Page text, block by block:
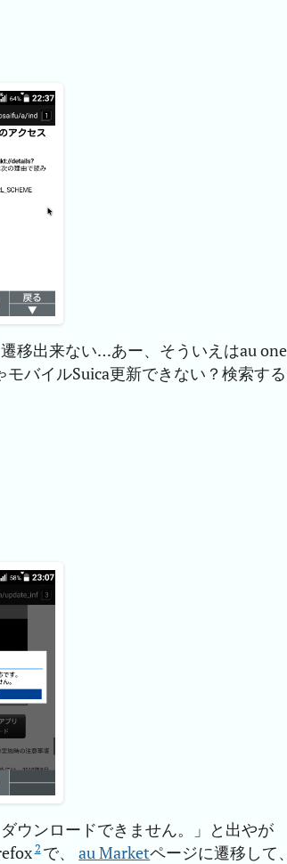
移出来ない…あー、そういえはau one
バイルSuica更新できない？検索する
ウンロードできません。」と出やが
2 で、au Marketページに遷移して